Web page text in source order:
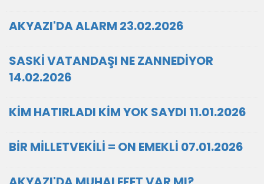
AKYAZI'DA ALARM 23.02.2026
SASKİ VATANDAŞI NE ZANNEDİYOR
14.02.2026
KİM HATIRLADI KİM YOK SAYDI 11.01.2026
BİR MİLLETVEKİLİ = ON EMEKLİ 07.01.2026